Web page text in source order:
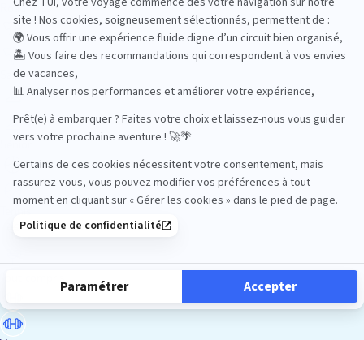
Road Trips
Safari
Sénior